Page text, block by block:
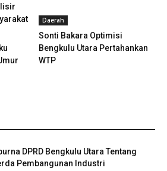
Daerah
Sonti Bakara Optimisi
Bengkulu Utara Pertahankan
WTP
DPRD Bengkulu Utara Tentang
Pembangunan Industri